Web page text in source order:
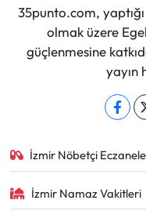
35punto.com,
olmak üzere
güçlenmesine
yayın
İzmir Nöbetçi
İzmir Namaz Vakitleri